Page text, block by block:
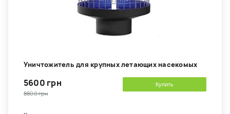
Уничтожитель для крупных летающих насекомых
5600 грн
8800 грн
Купить